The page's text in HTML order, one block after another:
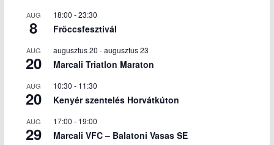
AUG
8
18:00 -23:30
Fröccsfesztivál
AUG
20
augusztus 20 -augusztus 23
Marcali Triatlon Maraton
AUG
20
10:30 - 11:30
Kenyér szentelés Horvátkúton
AUG
29
17:00 - 19:00
Marcali VFC – Balatoni Vasas SE